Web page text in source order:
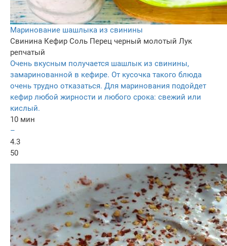
Маринование шашлыка из свинины
Свинина Кефир Соль Перец черный молотый Лук
репчатый
Очень вкусным получается шашлык из свинины,
замаринованной в кефире. От кусочка такого блюда
очень трудно отказаться. Для маринования подойдет
кефир любой жирности и любого срока: свежий или
кислый.
10 мин
–
4.3
50